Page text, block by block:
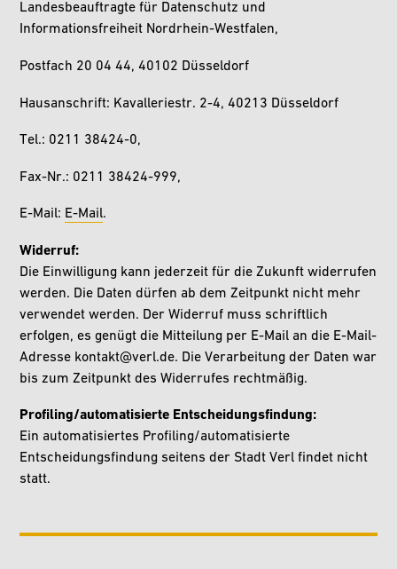
Landesbeauftragte für Datenschutz und
Informationsfreiheit Nordrhein-Westfalen,
Postfach 20 04 44, 40102 Düsseldorf
Hausanschrift: Kavalleriestr. 2-4, 40213 Düsseldorf
Tel.: 0211 38424-0,
Fax-Nr.: 0211 38424-999,
E-Mail: E-Mail.
Widerruf:
Die Einwilligung kann jederzeit für die Zukunft widerrufen
werden. Die Daten dürfen ab dem Zeitpunkt nicht mehr
verwendet werden. Der Widerruf muss schriftlich
erfolgen, es genügt die Mitteilung per E-Mail an die E-Mail-
Adresse kontakt@verl.de. Die Verarbeitung der Daten war
bis zum Zeitpunkt des Widerrufes rechtmäßig.
Profiling/automatisierte Entscheidungsfindung:
Ein automatisiertes Profiling/automatisierte
Entscheidungsfindung seitens der Stadt Verl findet nicht
statt.